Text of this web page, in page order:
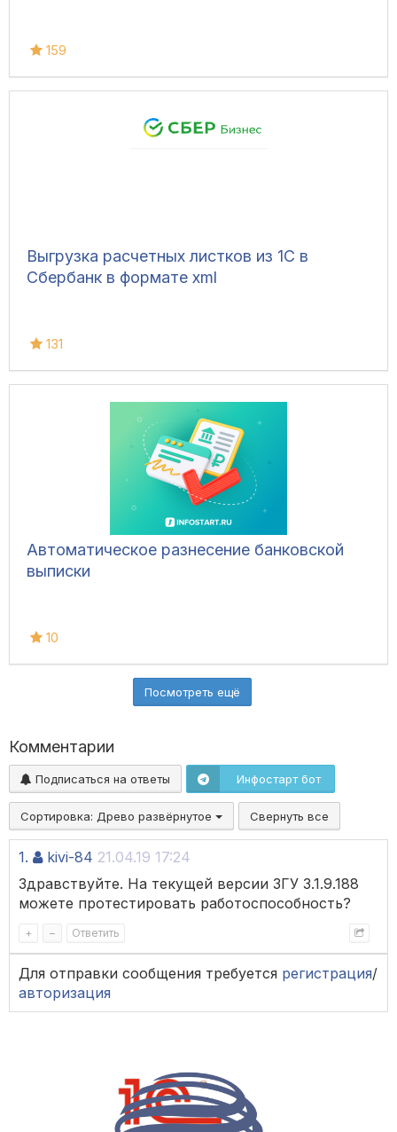
159
Выгрузка расчетных листков из 1С в
Сбербанк в формате xml
131
Автоматическое разнесение банковской
выписки
10
Посмотреть ещё
Комментарии
Подписаться на ответы Инфостарт бот
Сортировка: Древо развёрнутое Свернуть все
1. kivi-84 21.04.19 17:24
Здравствуйте. На текущей версии ЗГУ 3.1.9.188
можете протестировать работоспособность?
+ – Ответить
Для отправки сообщения требуется регистрация/
авторизация